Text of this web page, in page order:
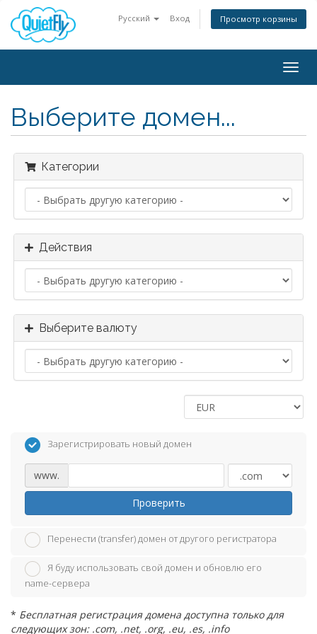
Русский Вход Просмотр корзины
Выберите домен...
Категории
Действия
Выберите валюту
Зарегистрировать новый домен
www.
Проверить
Перенести (transfer) домен от другого регистратора
Я буду использовать свой домен и обновлю его
name-сервера
* Бесплатная регистрация домена доступна только для
следующих зон: .com, .net, .org, .eu, .es, .info